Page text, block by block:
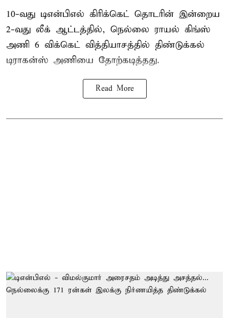
10-வது டிஎன்பிஎல் கிரிக்கெட் தொடரின் இன்றைய
2-வது லீக் ஆட்டத்தில், நெல்லை ராயல் கிங்ஸ்
அணி 6 விக்கெட் வித்தியாசத்தில் திண்டுக்கல்
டிராகன்ஸ் அணியை தோற்கடித்தது.
Read More